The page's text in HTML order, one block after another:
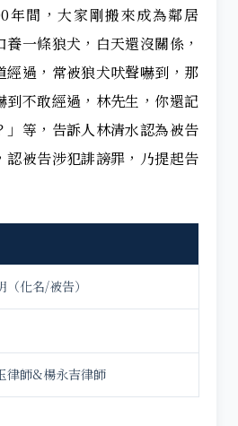
年間，大家剛搬來成為鄰居
一條狼犬，白天還沒關係，
經過，常被狼犬吠聲嚇到，那
到不敢經過，林先生，你還記
」等，告訴人林清水認為被告
認被告涉犯誹謗罪，乃提起告
（化名/被告）
律師&楊永吉律師